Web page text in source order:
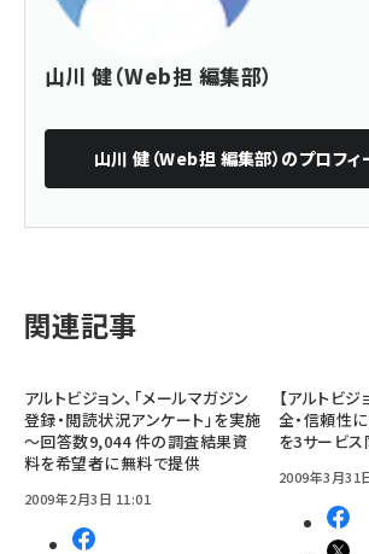
山川 健（Web担 編集部）
山川 健（Web担 編集部） のプロフ
関連記事
アルトビジョン、「メールマガジン
登録・閲読状況アンケート」を実施
～回答数9,044 件の調査結果資
料を希望者に無料で提供
2009年2月3日 11:01
【アルトビジ
全・信頼性
を3サービ
2009年3月31